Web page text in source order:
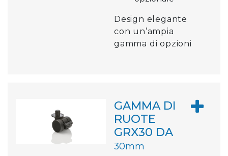
Design elegante
con un’ampia
gamma di opzioni
GAMMA DI
RUOTE
GRX30 DA
30mm